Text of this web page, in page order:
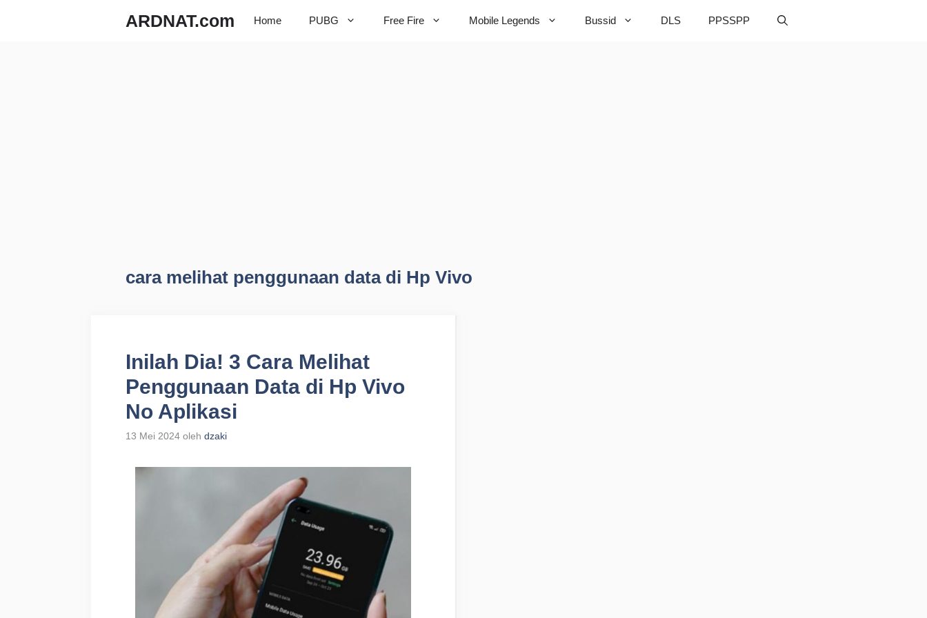
ARDNAT.com Home PUBG Free Fire Mobile Legends Bussid DLS PPSSPP
cara melihat penggunaan data di Hp Vivo
Inilah Dia! 3 Cara Melihat
Penggunaan Data di Hp Vivo
No Aplikasi
13 Mei 2024 oleh dzaki